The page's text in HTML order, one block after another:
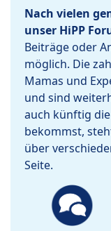
Nach vielen
unser HiPP
Beiträge oder
möglich. Die
Mamas und
und sind
auch künftig
bekommst,
über
Seite.